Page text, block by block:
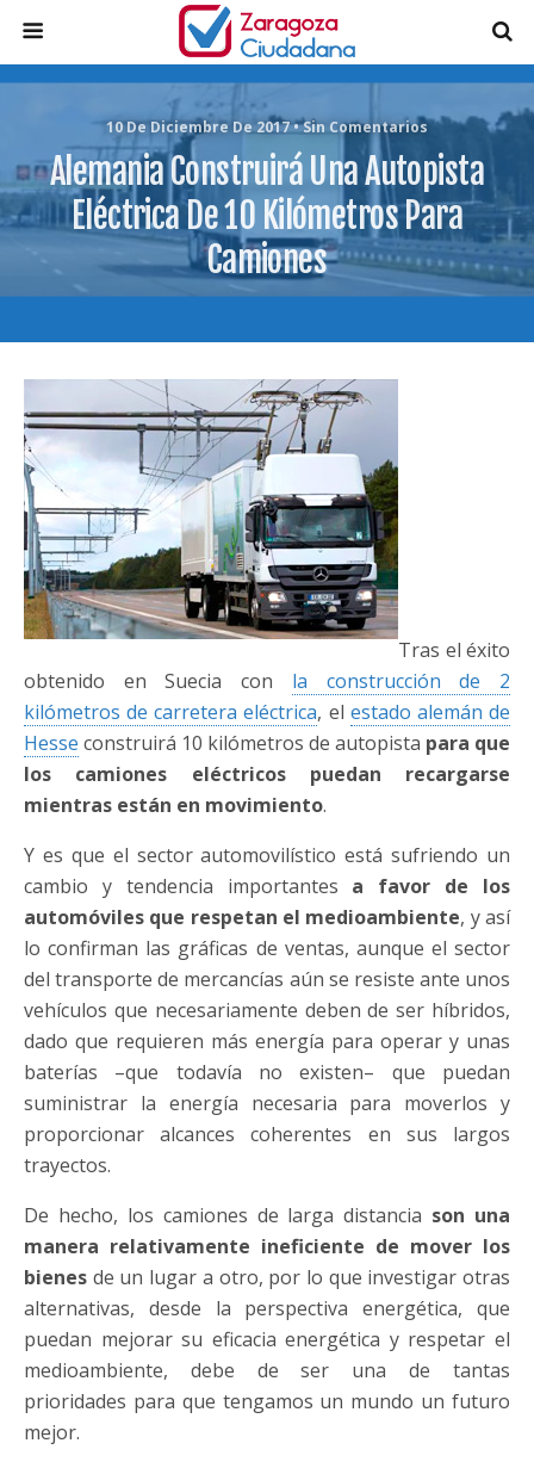
10 De Diciembre De 2017 • Sin Comentarios
Alemania Construirá Una Autopista
Eléctrica De 10 Kilómetros Para
Camiones
Tras el éxito
obtenido en Suecia con la construcción de 2
kilómetros de carretera eléctrica, el estado alemán de
Hesse construirá 10 kilómetros de autopista para que
los camiones eléctricos puedan recargarse
mientras están en movimiento.
Y es que el sector automovilístico está sufriendo un
cambio y tendencia importantes a favor de los
automóviles que respetan el medioambiente, y así
lo confirman las gráficas de ventas, aunque el sector
del transporte de mercancías aún se resiste ante unos
vehículos que necesariamente deben de ser híbridos,
dado que requieren más energía para operar y unas
baterías –que todavía no existen– que puedan
suministrar la energía necesaria para moverlos y
proporcionar alcances coherentes en sus largos
trayectos.
De hecho, los camiones de larga distancia son una
manera relativamente ineficiente de mover los
bienes de un lugar a otro, por lo que investigar otras
alternativas, desde la perspectiva energética, que
puedan mejorar su eficacia energética y respetar el
medioambiente, debe de ser una de tantas
prioridades para que tengamos un mundo un futuro
mejor.